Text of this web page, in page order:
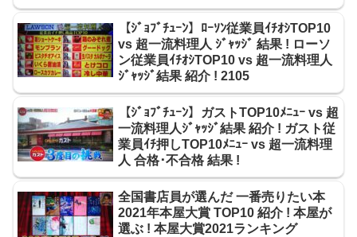
【ｼﾞｮﾌﾞﾁｭｰﾝ】ﾛｰｿﾝ従業員ｲﾁｵｼTOP10
vs 超一流料理人 ｼﾞｬｯｼﾞ 結果 ! ローソ
ン従業員ｲﾁｵｼTOP10 vs 超一流料理人
ｼﾞｬｯｼﾞ結果 紹介 ! 2105
【ｼﾞｮﾌﾞﾁｭｰﾝ】ガストTOP10ﾒﾆｭｰ vs 超
一流料理人ｼﾞｬｯｼﾞ結果 紹介 ! ガスト従
業員ｲﾁ押しTOP10ﾒﾆｭｰ vs 超一流料理
人 合格･不合格 結果 !
全国書店員が選んだ 一番売りたい本
2021年本屋大賞 TOP10 紹介 ! 本屋が
選ぶ ! 本屋大賞2021ランキング